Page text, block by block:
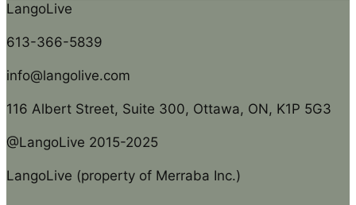
LangoLive
613-366-5839
info@langolive.com
116 Albert Street, Suite 300, Ottawa, ON, K1P 5G3
@LangoLive 2015-2025
LangoLive (property of Merraba Inc.)